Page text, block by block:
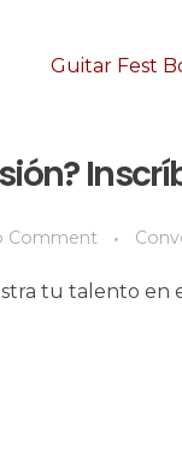
Comment
tu talento